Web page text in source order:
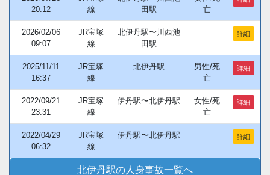
20:12
線
田駅
亡
2026/02/06
09:07
JR宝塚
線
北伊丹駅〜川西池
田駅
詳細
2025/11/11
16:37
JR宝塚
線
北伊丹駅
男性/死
亡
詳細
2022/09/21
23:31
JR宝塚
線
伊丹駅〜北伊丹駅
女性/死
亡
詳細
2022/04/29
06:32
JR宝塚
線
伊丹駅〜北伊丹駅 詳細
北伊丹駅の人身事故一覧へ